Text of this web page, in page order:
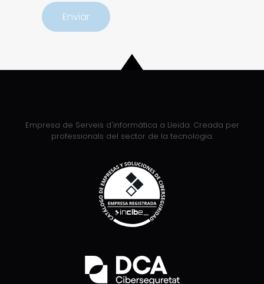
Empresa de Serveis d'informàtica a Lleida. Creada per
professionals del sector de la tecnologia.